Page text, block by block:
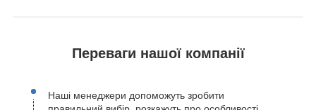
Переваги нашої компанії
Наші менеджери допоможуть зробити